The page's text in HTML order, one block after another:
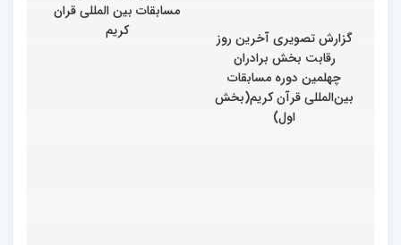
گزارش تصویری آخرین روز
رقابت بخش برادران
چهلمین دوره مسابقات
بین‌المللی قرآن کریم(بخش
اول)
گزارش تصویری آخری روز